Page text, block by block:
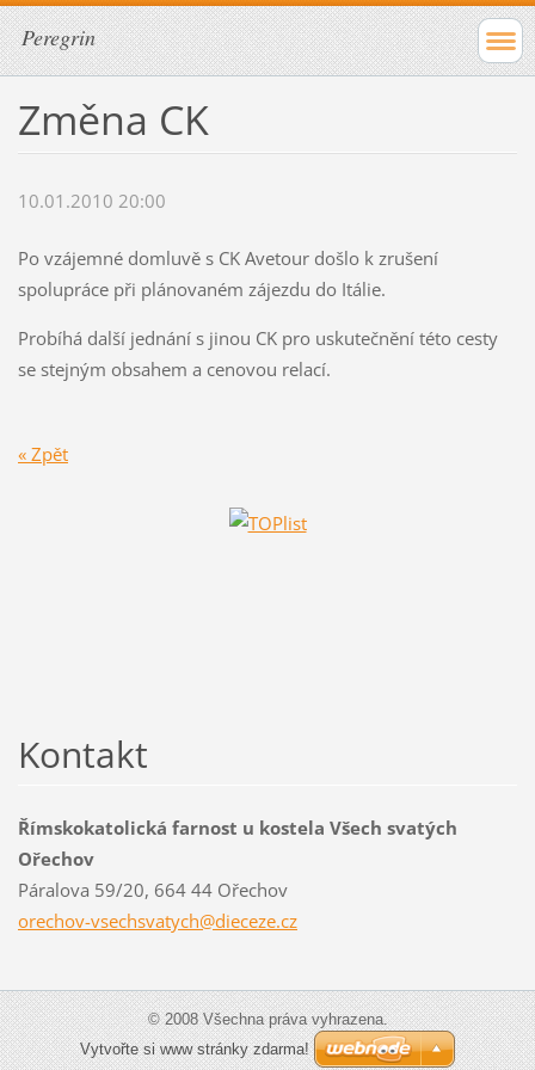
Peregrin
Změna CK
10.01.2010 20:00
Po vzájemné domluvě s CK Avetour došlo k zrušení
spolupráce při plánovaném zájezdu do Itálie.
Probíhá další jednání s jinou CK pro uskutečnění této cesty
se stejným obsahem a cenovou relací.
« Zpět
Kontakt
Římskokatolická farnost u kostela Všech svatých
Ořechov
Páralova 59/20, 664 44 Ořechov
orechov-vsechsvatych@dieceze.cz
© 2008 Všechna práva vyhrazena.
Vytvořte si www stránky zdarma!